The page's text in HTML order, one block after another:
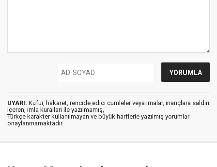
UYARI: Küfür, hakaret, rencide edici cümleler veya imalar, inançlara saldırı
içeren, imla kuralları ile yazılmamış,
Türkçe karakter kullanılmayan ve büyük harflerle yazılmış yorumlar
onaylanmamaktadır.